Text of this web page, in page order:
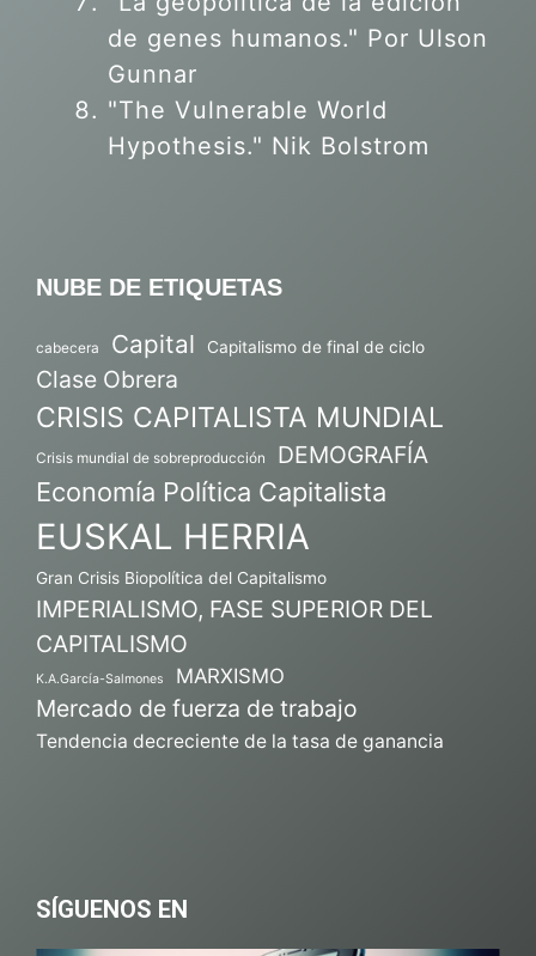
de genes humanos." Por Ulson
Gunnar
"The Vulnerable World
Hypothesis." Nik Bolstrom
NUBE DE ETIQUETAS
cabecera Capital Capitalismo de final de ciclo
Clase Obrera
CRISIS CAPITALISTA MUNDIAL
Crisis mundial de sobreproducción DEMOGRAFÍA
Economía Política Capitalista
EUSKAL HERRIA
Gran Crisis Biopolítica del Capitalismo
IMPERIALISMO, FASE SUPERIOR DEL
CAPITALISMO
K.A.García-Salmones MARXISMO
Mercado de fuerza de trabajo
Tendencia decreciente de la tasa de ganancia
SÍGUENOS EN